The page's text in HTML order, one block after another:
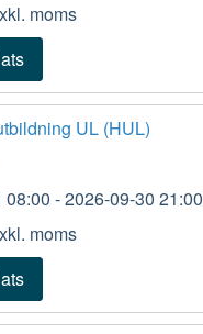
moms
UL (HUL)
08:00 - 2026-09-30 21:00
moms